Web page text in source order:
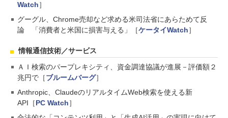
Watch］
グーグル、Chrome売却など求める米司法省にあらためて反
論 「消費者と米国に損害与える」［ケータイWatch］
情報通信技術／サービス
ＡＩ検索のパープレキシティ、資金調達協議が進展－評価額２
兆円で［ブルームバーグ］
Anthropic、ClaudeのリアルタイムWeb検索を使える新
API［PC Watch］